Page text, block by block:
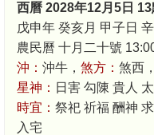
西曆 2028年12月5日
戊申年 癸亥月 甲子日
農民曆 十月二十號
沖： 沖牛， 煞方： 煞西，
星神： 日害 勾陳 貴人
時宜： 祭祀 祈福 酬神
入宅